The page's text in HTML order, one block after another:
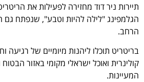
תיירות ניר דוד מחזירה לפעילות את
הגלמפינג "לילה להיות וטבע", שנפתח גם
הרחב.
בריטריט תוכלו ליהנות מיומיים של רגיעה
קולינרית ואוכל ישראלי מקומי באזור
המעיינות.